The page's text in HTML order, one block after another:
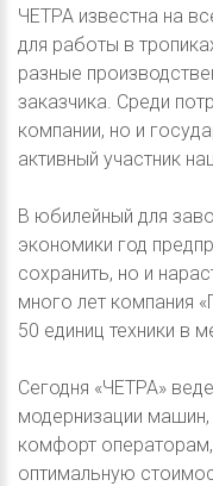
ЧЕТРА известна на
для работы в
разные
заказчика. Среди
компании, но и
активный участник
В юбилейный для
экономики год
сохранить, но и
много лет компания
50 единиц техники в
Сегодня «ЧЕТРА»
модернизации
комфорт
оптимальную